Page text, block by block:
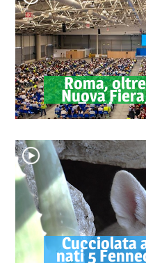
Roma,
Nuova
Cucciolata
nati 5